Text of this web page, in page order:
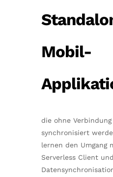
Mobil-
die ohne
synchronisiert
lernen den Umgang
Serverless Client